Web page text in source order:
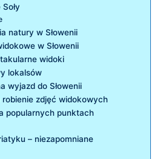
natury w Słowenii
w Słowenii
widoki
lokalsów
wyjazd‌ do Słowenii
zdjęć widokowych
popularnych punktach
– niezapomniane